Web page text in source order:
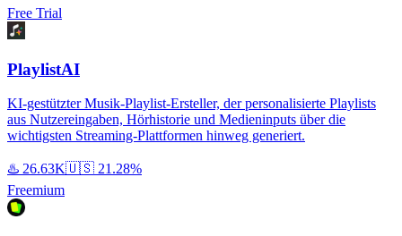
Free Trial
PlaylistAI
KI-gestützter Musik-Playlist-Ersteller, der personalisierte Playlists
aus Nutzereingaben, Hörhistorie und Medieninputs über die
wichtigsten Streaming-Plattformen hinweg generiert.
♨️ 26.63K🇺🇸 21.28%
Freemium